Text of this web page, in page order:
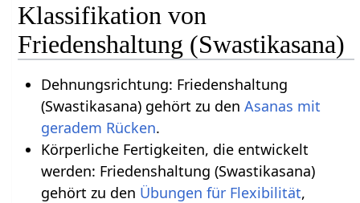
Klassifikation von
Friedenshaltung (Swastikasana)
Dehnungsrichtung: Friedenshaltung
(Swastikasana) gehört zu den Asanas mit
geradem Rücken.
Körperliche Fertigkeiten, die entwickelt
werden: Friedenshaltung (Swastikasana)
gehört zu den Übungen für Flexibilität,